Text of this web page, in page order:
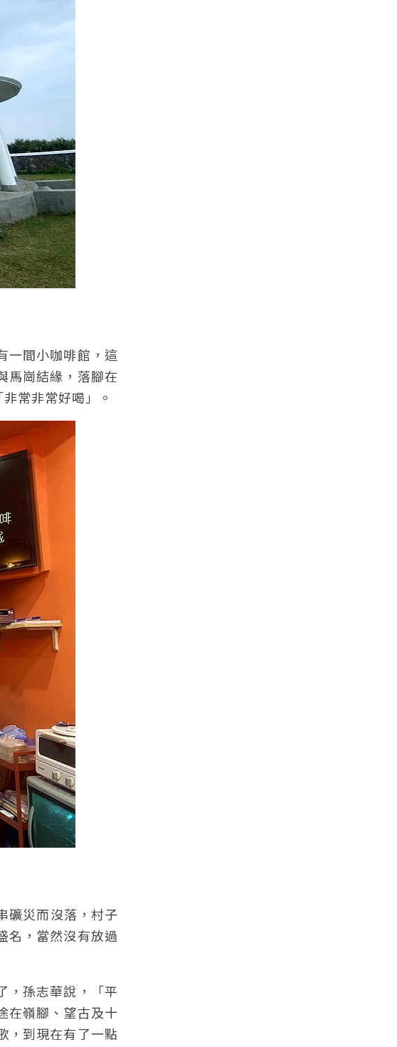
一間小咖啡館，這
馬崗結緣，落腳在
常非常好喝」。
礦災而沒落，村子
名，當然沒有放過
，孫志華說，「平
在嶺腳、望古及十
，到現在有了一點